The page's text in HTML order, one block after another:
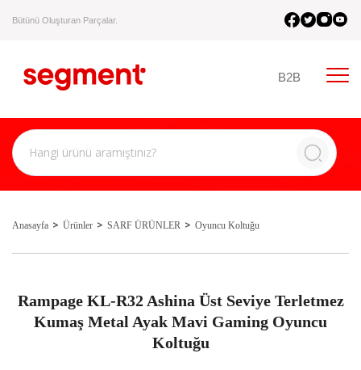
Bütünü Oluşturan Parçalar.
B2B
Anasayfa Ürünler SARF ÜRÜNLER Oyuncu Koltuğu
Rampage KL-R32 Ashina Üst Seviye Terletmez
Kumaş Metal Ayak Mavi Gaming Oyuncu
Koltuğu